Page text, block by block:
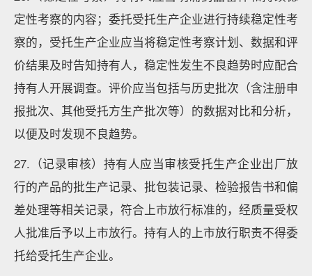
定性考察的内容；委托受托生产企业进行持续稳定性考
察的，受托生产企业应当将稳定性考察计划、数据和评
价结果及时告知持有人，稳定性发生不良趋势时应配合
持有人开展调查。评价应当包括与历史批次（含注册申
报批次、其他受托方生产批次等）的数据对比和分析，
以便及时发现不良趋势。
27.（记录审核）持有人应当审核受托生产企业出厂放
行的产品的批生产记录、批包装记录、检验报告书和偏
差处理等相关记录，符合上市放行标准的，经质量受权
人批准后予以上市放行。持有人的上市放行职责不得委
托给受托生产企业。